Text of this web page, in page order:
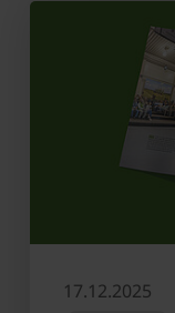
17.12.2025